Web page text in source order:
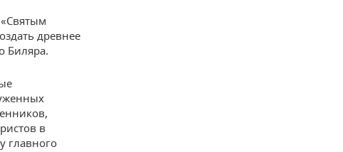
древнее
Биляра.
в
главного